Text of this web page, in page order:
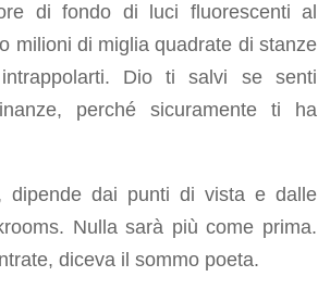
di fondo di luci fluorescenti al
milioni di miglia quadrate di stanze
Dio ti salvi se senti
perché sicuramente ti ha
dipende dai punti di vista e dalle
Nulla sarà più come prima.
diceva il sommo poeta.